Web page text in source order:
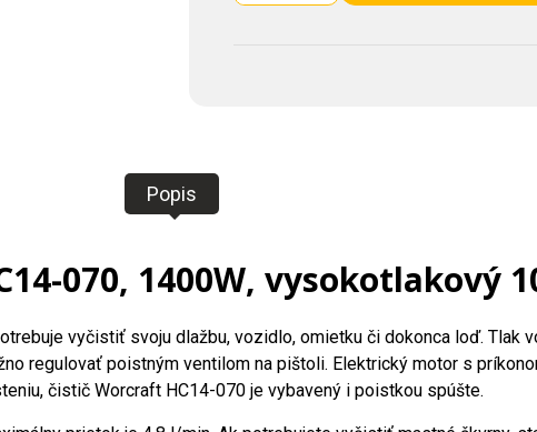
Popis
070, 1400W, vysokotlakový
vyčistiť svoju dlažbu, vozidlo, omietku či dokonca loď. Tlak
regulovať poistným ventilom na pištoli. Elektrický motor s
čistič Worcraft HC14-070 je vybavený i poistkou spúšte.